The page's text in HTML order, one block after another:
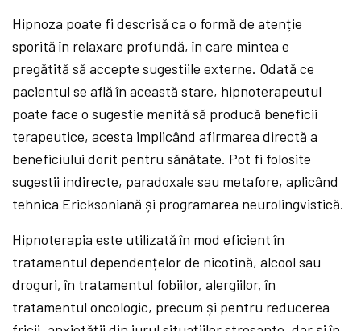
Hipnoza poate fi descrisă ca o formă de atenție
sporită în relaxare profundă, în care mintea e
pregătită să accepte sugestiile externe. Odată ce
pacientul se află în această stare, hipnoterapeutul
poate face o sugestie menită să producă beneficii
terapeutice, acesta implicând afirmarea directă a
beneficiului dorit pentru sănătate. Pot fi folosite
sugestii indirecte, paradoxale sau metafore, aplicând
tehnica Ericksoniană și programarea neurolingvistică.
Hipnoterapia este utilizată în mod eficient în
tratamentul dependențelor de nicotină, alcool sau
droguri, în tratamentul fobiilor, alergiilor, în
tratamentul oncologic, precum și pentru reducerea